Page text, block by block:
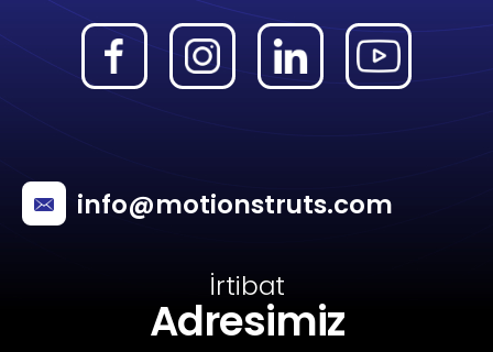
info@motionstruts.com
İrtibat
Adresimiz